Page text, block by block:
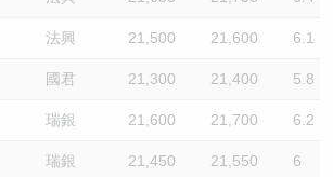
法興 21,500 21,600 6.1
國君 21,300 21,400 5.8
瑞銀 21,600 21,700 6.2
瑞銀 21,450 21,550 6